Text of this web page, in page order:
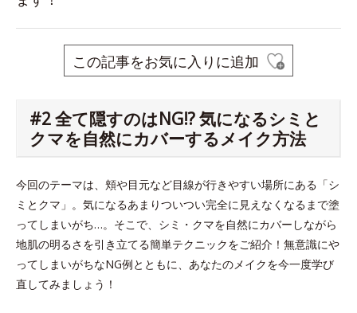
この記事をお気に入りに追加
#2 全て隠すのはNG!? 気になるシミと
クマを自然にカバーするメイク方法
今回のテーマは、頬や目元など目線が行きやすい場所にある「シ
ミとクマ」。気になるあまりついつい完全に見えなくなるまで塗
ってしまいがち…。そこで、シミ・クマを自然にカバーしながら
地肌の明るさを引き立てる簡単テクニックをご紹介！無意識にや
ってしまいがちなNG例とともに、あなたのメイクを今一度学び
直してみましょう！